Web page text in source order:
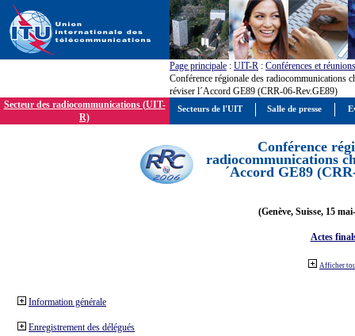
Page principale : UIT-R : Conférences et réunions
Conférence régionale des radiocommunications
réviser l´Accord GE89 (CRR-06-Rev.GE89)
Secteur des radiocommunications (UIT-
R)
Conférence
radiocommunications
´Accord GE89
(Genève, Suisse, 15
Actes
Afficher
Information générale
Enregistrement des délégués
Secteurs de l'UIT Salle de presse